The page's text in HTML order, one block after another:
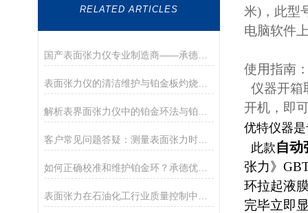
RELATED ARTICLES
国产表面张力仪专业制造商——承德优特检测仪器制造有限公司
表面张力仪的清洁维护与铂金板灼烧处理
客户常见问题答疑：测量表面张力时为什么数值会跳动？
如何正确校准和维护铂金环？承德优特延长表面张力仪寿命的5点建议
米)，此型
电脑软件
使用指南
仪器开箱
开机，即
优特仪器
此款自动
张力》
环拉起液
完毕立即